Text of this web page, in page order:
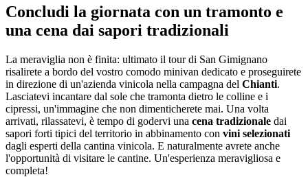
Concludi la giornata con un tramonto e
una cena dai sapori tradizionali
La meraviglia non è finita: ultimato il tour di San Gimignano
risalirete a bordo del vostro comodo minivan dedicato e proseguirete
in direzione di un'azienda vinicola nella campagna del Chianti.
Lasciatevi incantare dal sole che tramonta dietro le colline e i
cipressi, un'immagine che non dimenticherete mai. Una volta
arrivati, rilassatevi, è tempo di godervi una cena tradizionale dai
sapori forti tipici del territorio in abbinamento con vini selezionati
dagli esperti della cantina vinicola. E naturalmente avrete anche
l'opportunità di visitare le cantine. Un'esperienza meravigliosa e
completa!